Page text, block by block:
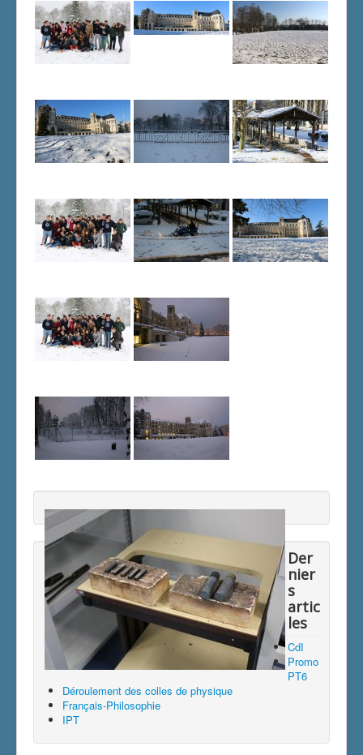
Der
nier
s
artic
les
CdI
Promo
PT6
Déroulement des colles de physique
Français-Philosophie
IPT